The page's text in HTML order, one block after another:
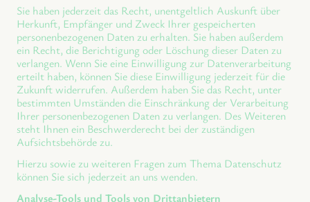
Sie haben jederzeit das Recht, unentgeltlich Auskunft über
Herkunft, Empfänger und Zweck Ihrer gespeicherten
personenbezogenen Daten zu erhalten. Sie haben außerdem
ein Recht, die Berichtigung oder Löschung dieser Daten zu
verlangen. Wenn Sie eine Einwilligung zur Datenverarbeitung
erteilt haben, können Sie diese Einwilligung jederzeit für die
Zukunft widerrufen. Außerdem haben Sie das Recht, unter
bestimmten Umständen die Einschränkung der Verarbeitung
Ihrer personenbezogenen Daten zu verlangen. Des Weiteren
steht Ihnen ein Beschwerderecht bei der zuständigen
Aufsichtsbehörde zu.
Hierzu sowie zu weiteren Fragen zum Thema Datenschutz
können Sie sich jederzeit an uns wenden.
Analyse-Tools und Tools von Drittanbietern